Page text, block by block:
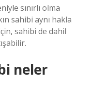
sınırlı olma
sahibi aynı hakla
için, sahibi de dahil
neler